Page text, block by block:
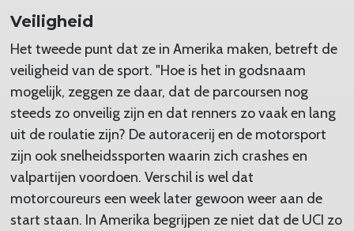
Veiligheid
Het tweede punt dat ze in Amerika maken, betreft de
veiligheid van de sport. "Hoe is het in godsnaam
mogelijk, zeggen ze daar, dat de parcoursen nog
steeds zo onveilig zijn en dat renners zo vaak en lang
uit de roulatie zijn? De autoracerij en de motorsport
zijn ook snelheidssporten waarin zich crashes en
valpartijen voordoen. Verschil is wel dat
motorcoureurs een week later gewoon weer aan de
start staan. In Amerika begrijpen ze niet dat de UCI zo